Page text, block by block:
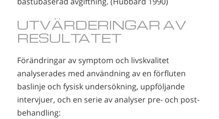
UTVÄRDERINGAR AV
RESULTATET
Förändringar av symptom och livskvalitet
analyserades med användning av en förfluten
baslinje och fysisk undersökning, uppföljande
intervjuer, och en serie av analyser pre- och post-
behandling: